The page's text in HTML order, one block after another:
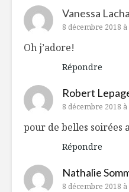
Vanessa
8 décembre 2018
Oh j’adore!
Répondre
Robert
8 décembre 2018
pour de belles soirées
Répondre
Nathalie
8 décembre 2018